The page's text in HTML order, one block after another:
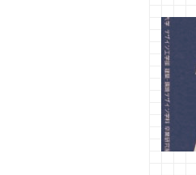
築・
2026年